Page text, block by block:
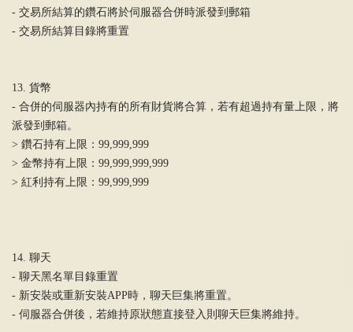
- 交易所結算的鑽石將於伺服器合併時派發到郵箱
- 交易所結算目錄將重置
13. 貨幣
- 合併的伺服器內持有的所有財貨將合算，若有超過持有量上限，將
派發到郵箱。
> 鑽石持有上限：99,999,999
> 金幣持有上限：99,999,999,999
> 紅利持有上限：99,999,999
14. 聊天
- 聊天黑名單目錄重置
- 新安裝或重新安裝APP時，聊天巨集將重置。
- 伺服器合併後，若維持原狀態直接登入則聊天巨集將維持。